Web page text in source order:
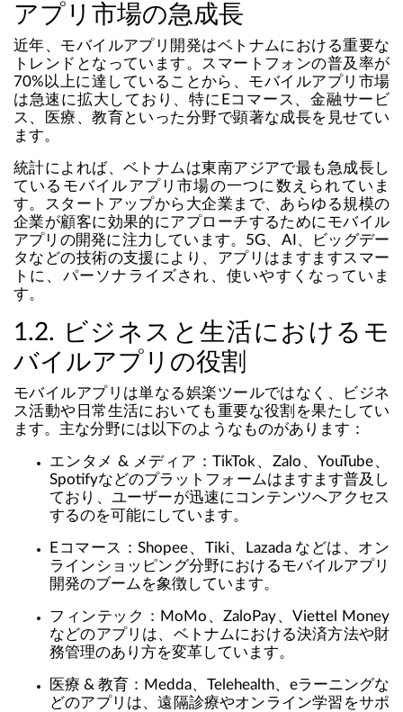
アプリ市場の急成長
近年、モバイルアプリ開発はベトナムにおける重要な
トレンドとなっています。スマートフォンの普及率が
70%以上に達していることから、モバイルアプリ市場
は急速に拡大しており、特にEコマース、金融サービ
ス、医療、教育といった分野で顕著な成長を見せてい
ます。
統計によれば、ベトナムは東南アジアで最も急成長し
ているモバイルアプリ市場の一つに数えられていま
す。スタートアップから大企業まで、あらゆる規模の
企業が顧客に効果的にアプローチするためにモバイル
アプリの開発に注力しています。5G、AI、ビッグデー
タなどの技術の支援により、アプリはますますスマー
トに、パーソナライズされ、使いやすくなっていま
す。
1.2. ビジネスと生活におけるモ
バイルアプリの役割
モバイルアプリは単なる娯楽ツールではなく、ビジネ
ス活動や日常生活においても重要な役割を果たしてい
ます。主な分野には以下のようなものがあります：
エンタメ & メディア：TikTok、Zalo、YouTube、
Spotifyなどのプラットフォームはますます普及し
ており、ユーザーが迅速にコンテンツへアクセス
するのを可能にしています。
Eコマース：Shopee、Tiki、Lazada などは、オン
ラインショッピング分野におけるモバイルアプリ
開発のブームを象徴しています。
フィンテック：MoMo、ZaloPay、Viettel Money
などのアプリは、ベトナムにおける決済方法や財
務管理のあり方を変革しています。
医療 & 教育：Medda、Telehealth、eラーニングな
どのアプリは、遠隔診療やオンライン学習をサポ